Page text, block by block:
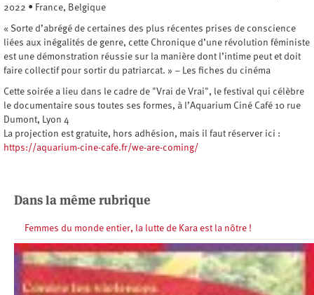
2022 • France, Belgique
« Sorte d’abrégé de certaines des plus récentes prises de conscience
liées aux inégalités de genre, cette Chronique d’une révolution féministe
est une démonstration réussie sur la manière dont l’intime peut et doit
faire collectif pour sortir du patriarcat. » – Les fiches du cinéma
Cette soirée a lieu dans le cadre de "Vrai de Vrai", le festival qui célèbre
le documentaire sous toutes ses formes, à l’Aquarium Ciné Café 10 rue
Dumont, Lyon 4
La projection est gratuite, hors adhésion, mais il faut réserver ici :
https://aquarium-cine-cafe.fr/we-are-coming/
Dans la même rubrique
Femmes du monde entier, la lutte de Kara est la nôtre !